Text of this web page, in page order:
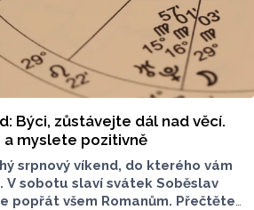
Býci, zůstávejte dál nad věcí.
myslete pozitivně
srpnový víkend, do kterého vám
V sobotu slaví svátek Soběslav
popřát všem Romanům. Přečtěte